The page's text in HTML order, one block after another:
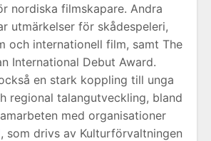
nordiska filmskapare. Andra
utmärkelser för skådespeleri,
och internationell film, samt The
International Debut Award.
en stark koppling till unga
regional talangutveckling, bland
med organisationer
, som drivs av Kulturförvaltningen